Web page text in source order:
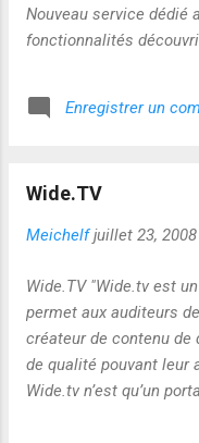
Nouveau service dédié
fonctionnalités
Enregistrer un
Wide.TV
Meichelf juillet 23, 2008
Wide.TV "Wide.tv est
permet aux auditeurs
créateur de contenu
de qualité pouvant leur
Wide.tv n’est qu’un